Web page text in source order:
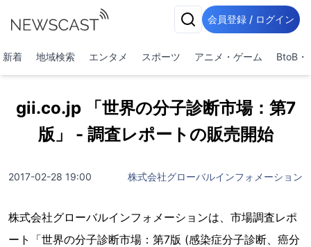
会員登録 / ログイン
新着 地域検索 エンタメ スポーツ アニメ・ゲーム BtoB・
gii.co.jp 「世界の分子診断市場：第7
版」 - 調査レポートの販売開始
2017-02-28 19:00 株式会社グローバルインフォメーション
株式会社グローバルインフォメーションは、市場調査レポ
ート「世界の分子診断市場：第7版 (感染症分子診断、癌分